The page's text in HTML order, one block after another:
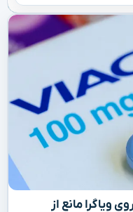
مانع از